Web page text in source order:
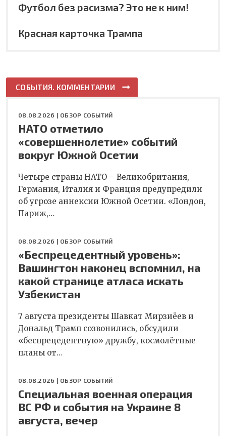
Футбол без расизма? Это не к ним!
Красная карточка Трампа
СОБЫТИЯ. КОММЕНТАРИИ
08.08.2026 | ОБЗОР СОБЫТИЙ
НАТО отметило
«совершеннолетие» событий
вокруг Южной Осетии
Четыре страны НАТО – Великобритания,
Германия, Италия и Франция предупредили
об угрозе аннексии Южной Осетии. «Лондон,
Париж,…
08.08.2026 | ОБЗОР СОБЫТИЙ
«Беспрецедентный уровень»:
Вашингтон наконец вспомнил, на
какой странице атласа искать
Узбекистан
7 августа президенты Шавкат Мирзиёев и
Дональд Трамп созвонились, обсудили
«беспрецедентную» дружбу, космолётные
планы от…
08.08.2026 | ОБЗОР СОБЫТИЙ
Специальная военная операция
ВС РФ и события на Украине 8
августа, вечер